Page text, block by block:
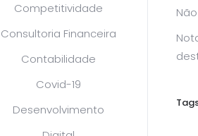
Competitividade
Consultoria Financeira
Contabilidade
Covid-19
Desenvolvimento